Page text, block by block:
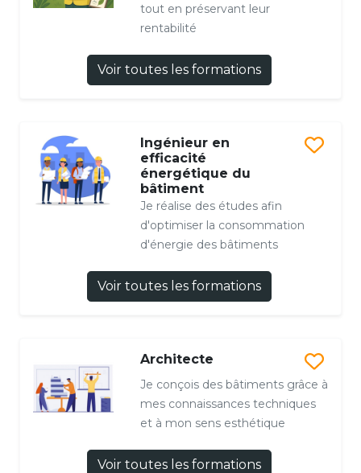
tout en préservant leur
rentabilité
Voir toutes les formations
Ingénieur en
efficacité
énergétique du
bâtiment
Je réalise des études afin
d'optimiser la consommation
d'énergie des bâtiments
Voir toutes les formations
Architecte
Je conçois des bâtiments grâce à
mes connaissances techniques
et à mon sens esthétique
Voir toutes les formations